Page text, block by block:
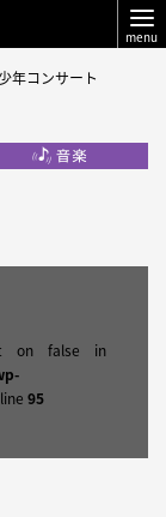
menu
年コンサート
on false in
95